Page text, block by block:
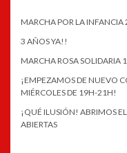
MARCHA POR LA
3 AÑOS YA!!
MARCHA ROSA SOLIDARIA
¡EMPEZAMOS DE NUEVO
MIÉRCOLES DE 19H-21H!
¡QUÉ ILUSIÓN! ABRIMOS
ABIERTAS